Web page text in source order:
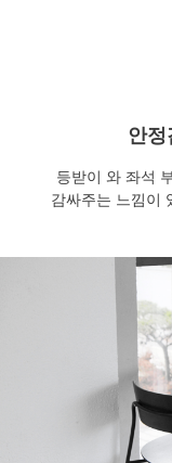
안정
등받이 와 좌석
감싸주는 느낌이